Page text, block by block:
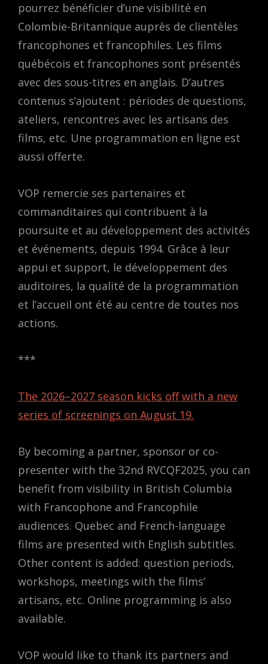
pourrez bénéficier d’une visibilité en
Colombie-Britannique auprès de clientèles
francophones et francophiles. Les films
québécois et francophones sont présentés
avec des sous-titres en anglais. D’autres
contenus s’ajoutent : périodes de questions,
ateliers, rencontres avec les artisans des
films, etc. Une programmation en ligne est
aussi offerte.
VOP remercie ses partenaires et
commanditaires qui contribuent à la
poursuite et au développement des activités
et événements, depuis 1994. Grâce à leur
appui et support, le développement des
auditoires, la qualité de la programmation
et l’accueil ont été au centre de toutes nos
actions.
***
The 2026–2027 season kicks off with a new
series of screenings on August 19.
By becoming a partner, sponsor or co-
presenter with the 32nd RVCQF2025, you can
benefit from visibility in British Columbia
with Francophone and Francophile
audiences. Quebec and French-language
films are presented with English subtitles.
Other content is added: question periods,
workshops, meetings with the films’
artisans, etc. Online programming is also
available.
VOP would like to thank its partners and